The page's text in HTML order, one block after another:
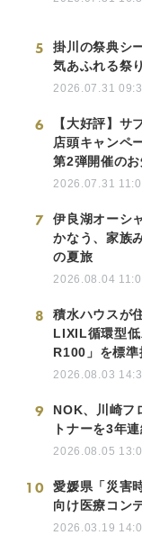
5
掛川の祭典シ
気あふれる祭
2026.07.31
6
【大好評】サ
店頭キャンペ
第2弾開催の
2026.07.31
7
伊良湖オーシ
かなう、家族
の夏旅
2026.08.04
8
積水ハウスが
LIXIL循環型
R100」を標準
2026.08.03
9
NOK、川崎フ
トナーを3年
2026.08.05
10
愛媛県「災害
向け医療コン
2026.03.19